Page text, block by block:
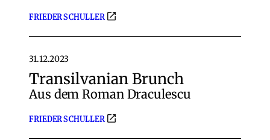
FRIEDER SCHULLER
31.12.2023
Transilvanian Brunch
Aus dem Roman Draculescu
FRIEDER SCHULLER